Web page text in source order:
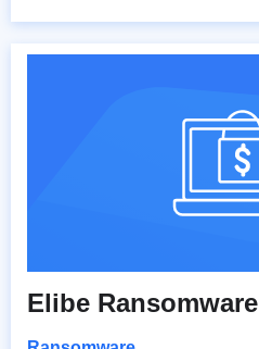
Elibe Ransomware